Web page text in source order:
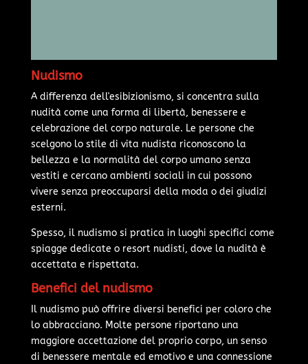
Nudismo
A differenza dell'esibizionismo, si concentra sulla
nudità come una forma di libertà, benessere e
celebrazione del corpo naturale. Le persone che
scelgono lo stile di vita nudista riconoscono la
bellezza e la normalità del corpo umano senza
vestiti e cercano ambienti sociali in cui possono
vivere senza preoccuparsi della moda o dei giudizi
esterni.
Spesso, il nudismo si pratica in luoghi specifici come
spiagge dedicate o resort nudisti, dove la nudità è
accettata e rispettata.
Benefici del nudismo
Il nudismo può offrire diversi benefici per coloro che
lo abbracciano. Molte persone riportano una
maggiore accettazione del proprio corpo, un senso
di benessere mentale ed emotivo e una connessione